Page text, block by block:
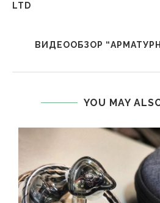
LTD
ВИДЕООБЗОР
YOU MAY